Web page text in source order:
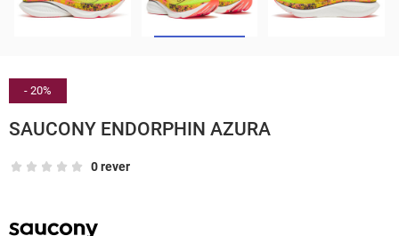
- 20%
SAUCONY ENDORPHIN AZURA
0 rever